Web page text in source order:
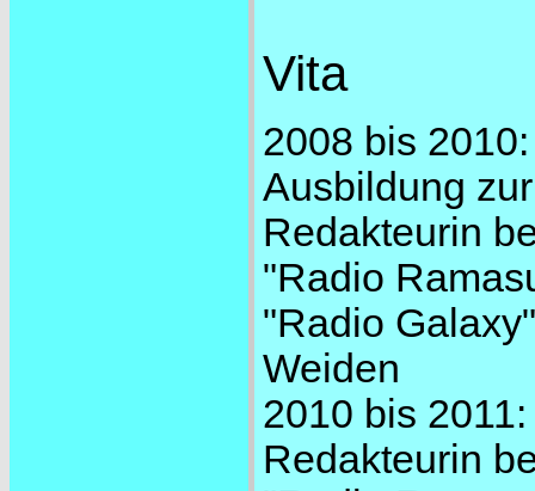
Vita
2008 bis 2010:
Ausbildung zur
Redakteurin
"Radio
"Radio
Weiden
2010 bis 2011:
Redakteurin